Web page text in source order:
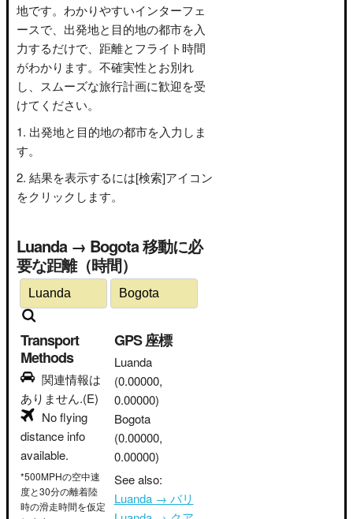
地です。わかりやすいインターフェ
ースで、出発地と目的地の都市を入
力するだけで、距離とフライト時間
がわかります。不確実性とお別れ
し、スムーズな旅行計画に歓迎を受
けてください。
出発地と目的地の都市を入力しま
す。
結果を表示するには[検索]アイコン
をクリックします。
Luanda → Bogota 移動に必
要な距離（時間）
Transport
Methods
関連情報は
ありません.(E)
No flying
distance info
available.
*500MPHの空中速
度と30分の離着陸
時の滑走時間を仮定
GPS 座標
Luanda
(0.00000,
0.00000)
Bogota
(0.00000,
0.00000)
See also:
Luanda → バリ